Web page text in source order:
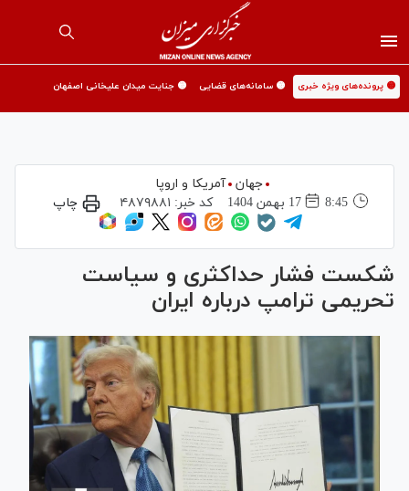
🟡 پرونده‌های ویژه خبری 🟡 سامانه‌های قضایی 🟡 جنایت میدان علیخانی اصفهان
جهان
آمریکا و اروپا
8:45
17 بهمن 1404 کد خبر: ۴۸۷۹۸۸۱ چاپ
شکست فشار حداکثری و سیاست
تحریمی ترامپ درباره ایران